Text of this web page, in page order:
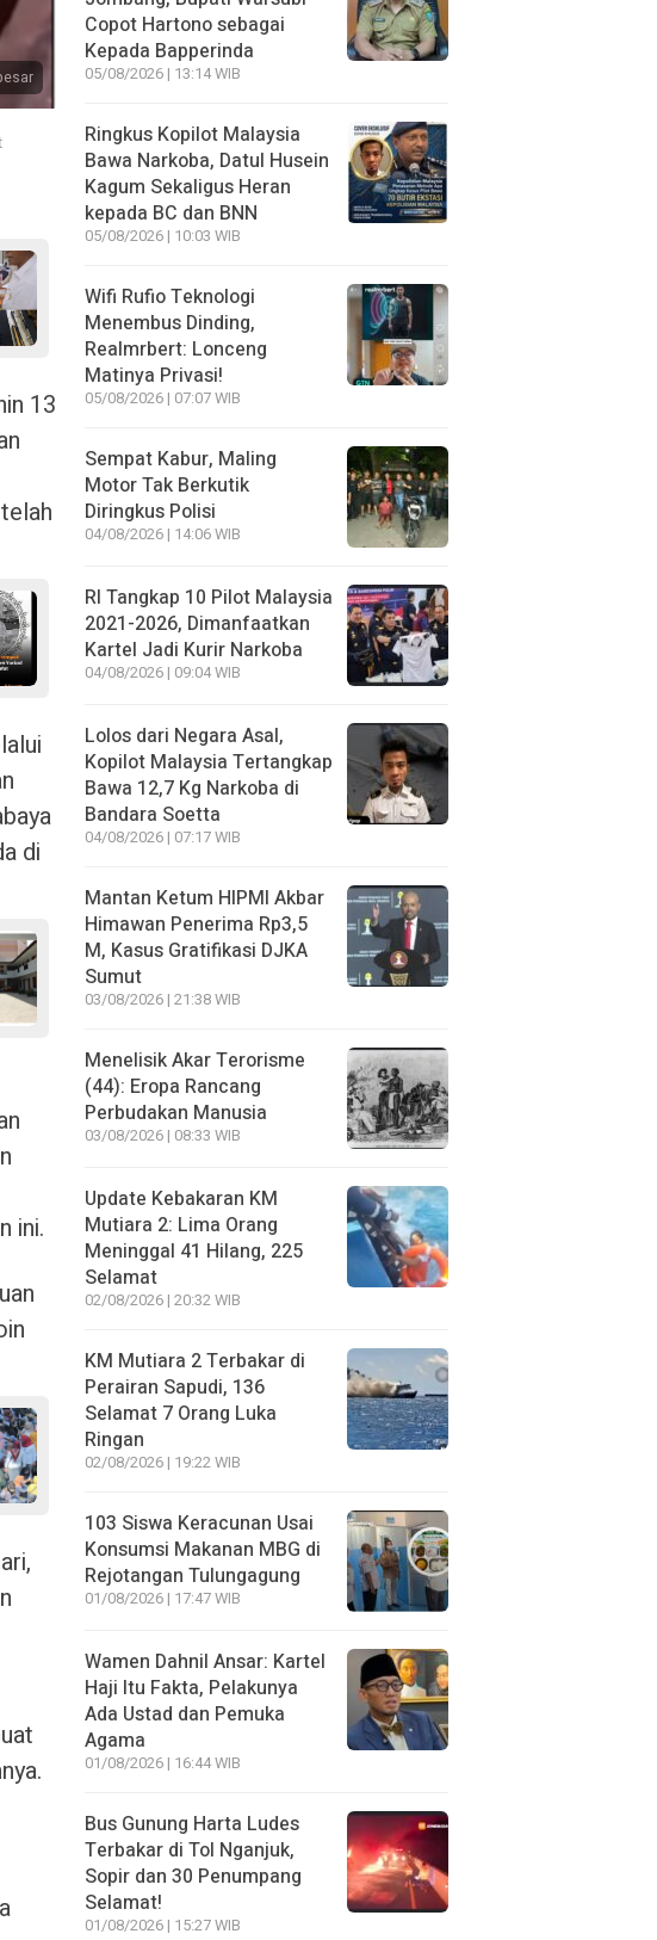
13
di
ini.
Copot Hartono sebagai
Kepada Bapperinda
05/08/2026 | 13:14 WIB
Ringkus Kopilot Malaysia
Bawa Narkoba, Datul Husein
Kagum Sekaligus Heran
kepada BC dan BNN
05/08/2026 | 10:03 WIB
Wifi Rufio Teknologi
Menembus Dinding,
Realmrbert: Lonceng
Matinya Privasi!
05/08/2026 | 07:07 WIB
Sempat Kabur, Maling
Motor Tak Berkutik
Diringkus Polisi
04/08/2026 | 14:06 WIB
RI Tangkap 10 Pilot Malaysia
2021-2026, Dimanfaatkan
Kartel Jadi Kurir Narkoba
04/08/2026 | 09:04 WIB
Lolos dari Negara Asal,
Kopilot Malaysia Tertangkap
Bawa 12,7 Kg Narkoba di
Bandara Soetta
04/08/2026 | 07:17 WIB
Mantan Ketum HIPMI Akbar
Himawan Penerima Rp3,5
M, Kasus Gratifikasi DJKA
Sumut
03/08/2026 | 21:38 WIB
Menelisik Akar Terorisme
(44): Eropa Rancang
Perbudakan Manusia
03/08/2026 | 08:33 WIB
Update Kebakaran KM
Mutiara 2: Lima Orang
Meninggal 41 Hilang, 225
Selamat
02/08/2026 | 20:32 WIB
KM Mutiara 2 Terbakar di
Perairan Sapudi, 136
Selamat 7 Orang Luka
Ringan
02/08/2026 | 19:22 WIB
103 Siswa Keracunan Usai
Konsumsi Makanan MBG di
Rejotangan Tulungagung
01/08/2026 | 17:47 WIB
Wamen Dahnil Ansar: Kartel
Haji Itu Fakta, Pelakunya
Ada Ustad dan Pemuka
Agama
01/08/2026 | 16:44 WIB
Bus Gunung Harta Ludes
Terbakar di Tol Nganjuk,
Sopir dan 30 Penumpang
Selamat!
01/08/2026 | 15:27 WIB